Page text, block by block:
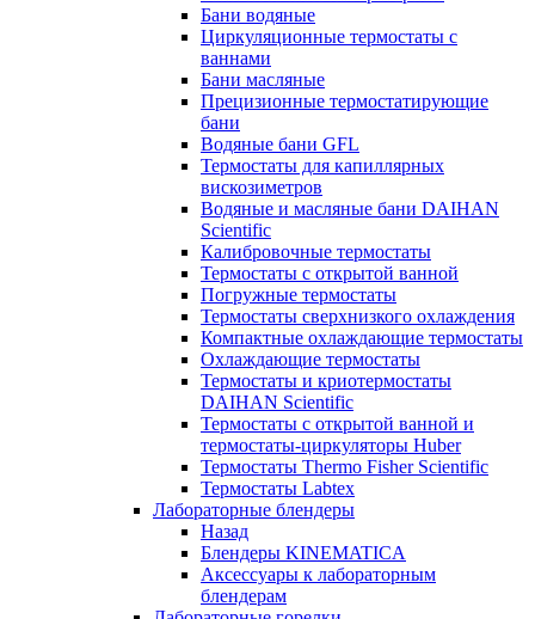
Бани водяные
Циркуляционные термостаты с
ваннами
Бани масляные
Прецизионные термостатирующие
бани
Водяные бани GFL
Термостаты для капиллярных
вискозиметров
Водяные и масляные бани DAIHAN
Scientific
Калибровочные термостаты
Термостаты с открытой ванной
Погружные термостаты
Термостаты сверхнизкого охлаждения
Компактные охлаждающие термостаты
Охлаждающие термостаты
Термостаты и криотермостаты
DAIHAN Scientific
Термостаты с открытой ванной и
термостаты-циркуляторы Huber
Термостаты Thermo Fisher Scientific
Термостаты Labtex
Лабораторные блендеры
Назад
Блендеры KINEMATICA
Аксессуары к лабораторным
блендерам